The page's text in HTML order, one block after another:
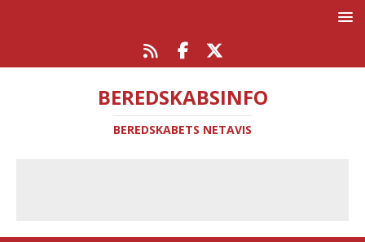
BEREDSKABSINFO
BEREDSKABETS NETAVIS